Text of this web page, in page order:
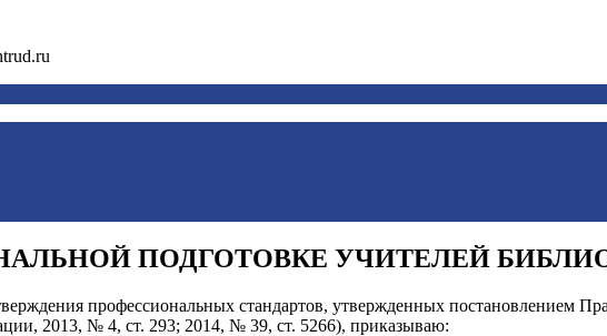
ПОДГОТОВКЕ УЧИТЕЛЕЙ
профессиональных стандартов, утвержденных постановлением
2013, № 4, ст. 293; 2014, № 39, ст. 5266), приказываю: